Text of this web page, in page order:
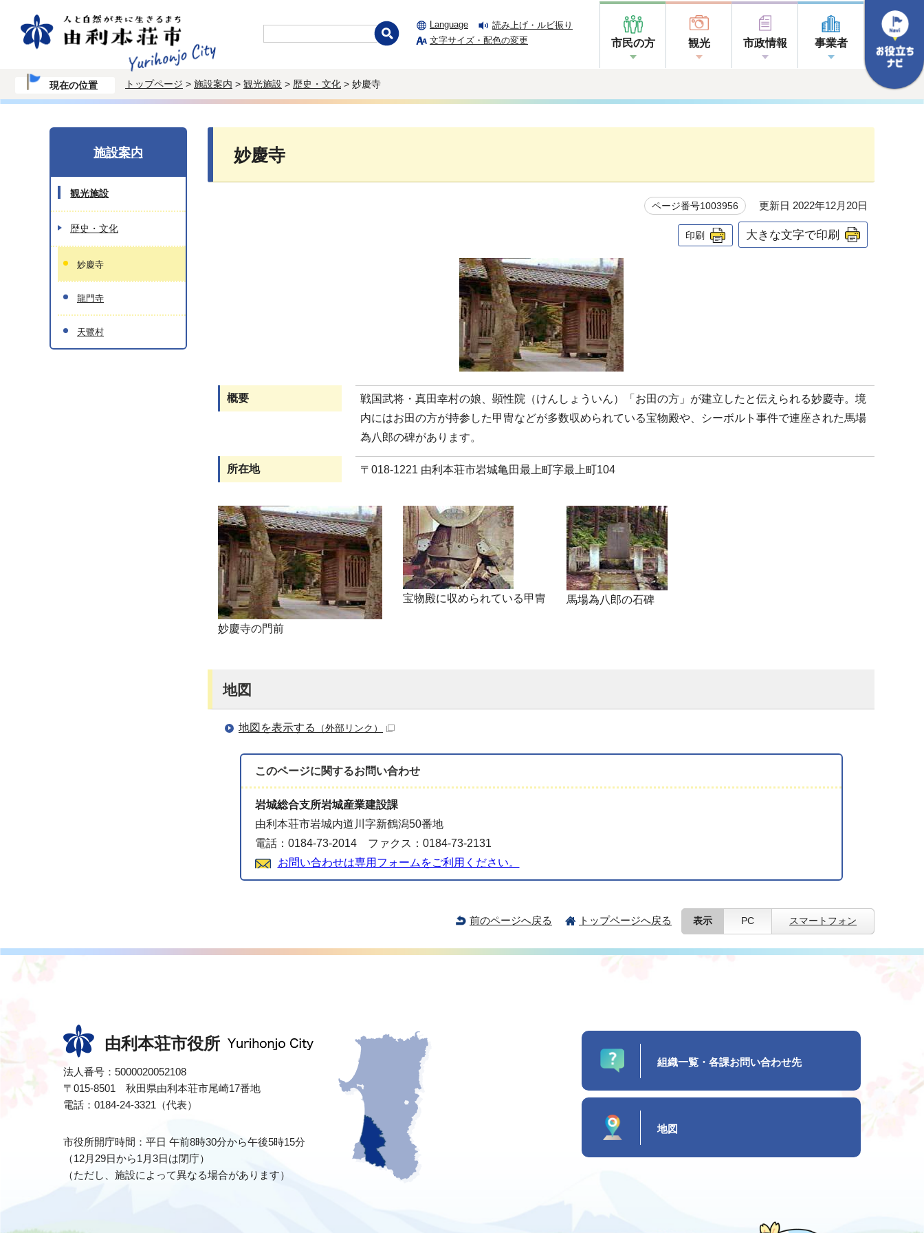
Language
読み上げ・ルビ振り
文字サイズ・配色の変更
市民の方 観光 市政情報 事業者
現在の位置 トップページ > 施設案内 > 観光施設 > 歴史・文化 > 妙慶寺
妙慶寺
ページ番号1003956 更新日 2022年12月20日
印刷 大きな文字で印刷
概要
戦国武将・真田幸村の娘、顕性院（けんしょういん）「お田の方」が建立したと伝えられる妙慶寺。境
内にはお田の方が持参した甲冑などが多数収められている宝物殿や、シーボルト事件で連座された馬場
為八郎の碑があります。
所在地 〒018-1221 由利本荘市岩城亀田最上町字最上町104
妙慶寺の門前
宝物殿に収められている甲冑 馬場為八郎の石碑
地図
地図を表示する （外部リンク）
このページに関するお問い合わせ
岩城総合支所岩城産業建設課
由利本荘市岩城内道川字新鶴潟50番地
電話：0184-73-2014 ファクス：0184-73-2131
お問い合わせは専用フォームをご利用ください。
施設案内
観光施設
歴史・文化
妙慶寺
龍門寺
天鷺村
前のページへ戻る トップページへ戻る 表示 PC スマートフォン
由利本荘市役所
法人番号：5000020052108
〒015-8501 秋田県由利本荘市尾崎17番地
電話：0184-24-3321（代表）
市役所開庁時間：平日 午前8時30分から午後5時15分
（12月29日から1月3日は閉庁）
（ただし、施設によって異なる場合があります）
組織一覧・各課お問い合わせ先
地図